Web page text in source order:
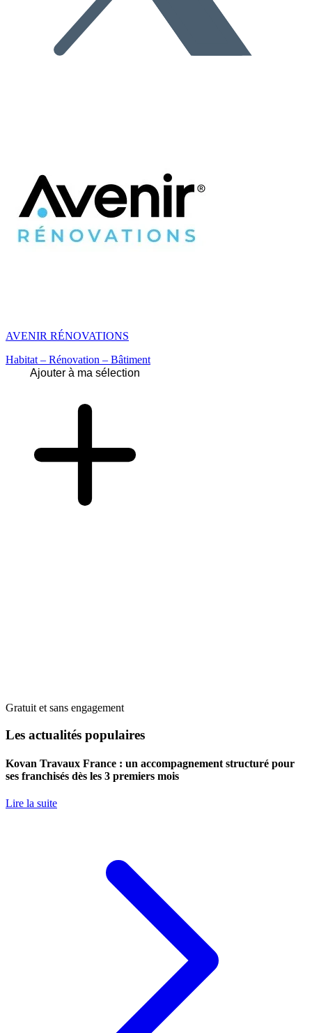
AVENIR RÉNOVATIONS
Habitat – Rénovation – Bâtiment
Ajouter à ma sélection
Gratuit et sans engagement
Les actualités populaires
Kovan Travaux France : un accompagnement structuré pour
ses franchisés dès les 3 premiers mois
Lire la suite